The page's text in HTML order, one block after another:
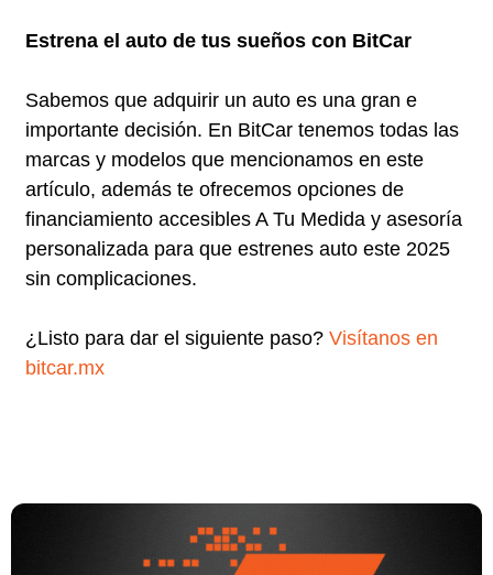
Estrena el auto de tus sueños con BitCar
Sabemos que adquirir un auto es una gran e
importante decisión. En BitCar tenemos todas las
marcas y modelos que mencionamos en este
artículo, además te ofrecemos opciones de
financiamiento accesibles A Tu Medida y asesoría
personalizada para que estrenes auto este 2025
sin complicaciones.
¿Listo para dar el siguiente paso? Visítanos en
bitcar.mx